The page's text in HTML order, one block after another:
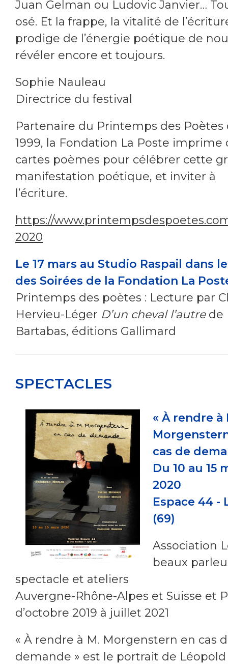
Juan Gelman ou Ludovic Janvier…
osé. Et la frappe, la vitalité de
prodige de l’énergie poétique de
révéler encore et toujours.
Sophie Nauleau
Directrice du festival
Partenaire du Printemps des Poètes
1999, la Fondation La Poste imprime
cartes poèmes pour célébrer cette
manifestation poétique, et inviter à
l’écriture.
https://
2020
Le 17 mars au Studio Raspail dans
des Soirées de la Fondation La
Printemps des poètes : Lecture par
Hervieu-Léger D’un cheval l’autre de
Bartabas, éditions Gallimard
SPECTACLES
« À rendre à
cas de
Du 10 au 15
2020
Espace 44 -
(69)
Association
beaux
spectacle et ateliers
Auvergne-Rhône-Alpes et Suisse et
d’octobre 2019 à juillet 2021
« À rendre à M. Morgenstern en cas
demande » est le portrait de Léopold